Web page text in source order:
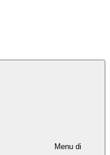
Menu di